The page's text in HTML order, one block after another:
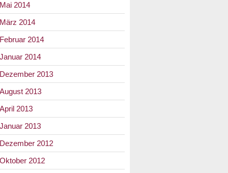
Mai 2014
März 2014
Februar 2014
Januar 2014
Dezember 2013
August 2013
April 2013
Januar 2013
Dezember 2012
Oktober 2012